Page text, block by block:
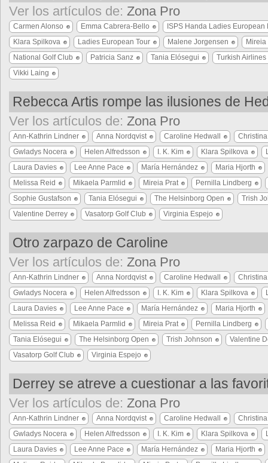
Ver los artículos de: Zona Pro
Carmen Alonso Emma Cabrera-Bello
ISPS Handa Ladies European
Klara Spilkova
Ladies European Tour Malene Jorgensen
Mireia
National Golf Club
Patricia Sanz Tania Elósegui
Turkish
Vikki Laing
Rebecca Artis rompe las ilusiones de
Ver los artículos de: Zona Pro
Ann-Kathrin Lindner Anna Nordqvist Caroline Hedwall
Gwladys Nocera
Helen Alfredsson I. K. Kim Klara Spilkova
Laura Davies
Lee Anne Pace María Hernández
Maria Hjorth
Melissa Reid
Mikaela Parmlid Mireia Prat
Pernilla Lindberg
Sophie Gustafson
Tania Elósegui The Helsinborg Open
Trish
Valentine Derrey
Vasatorp Golf Club Virginia Espejo
Otro zarpazo de Caroline
Ver los artículos de: Zona Pro
Ann-Kathrin Lindner Anna Nordqvist Caroline Hedwall
Gwladys Nocera
Helen Alfredsson I. K. Kim Klara Spilkova
Laura Davies
Lee Anne Pace María Hernández
Maria Hjorth
Melissa Reid
Mikaela Parmlid Mireia Prat
Pernilla Lindberg
Tania Elósegui
The Helsinborg Open Trish Johnson
Valentine
Vasatorp Golf Club
Virginia Espejo
Derrey se atreve a cuestionar a las
Ver los artículos de: Zona Pro
Ann-Kathrin Lindner Anna Nordqvist Caroline Hedwall
Gwladys Nocera
Helen Alfredsson I. K. Kim Klara Spilkova
Laura Davies
Lee Anne Pace María Hernández
Maria Hjorth